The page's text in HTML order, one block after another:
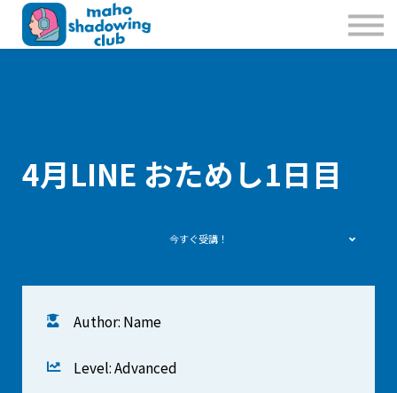
私たちのこと
お問合せ
4月LINE おためし1日目
今すぐ受講！
Author: Name
Level: Advanced